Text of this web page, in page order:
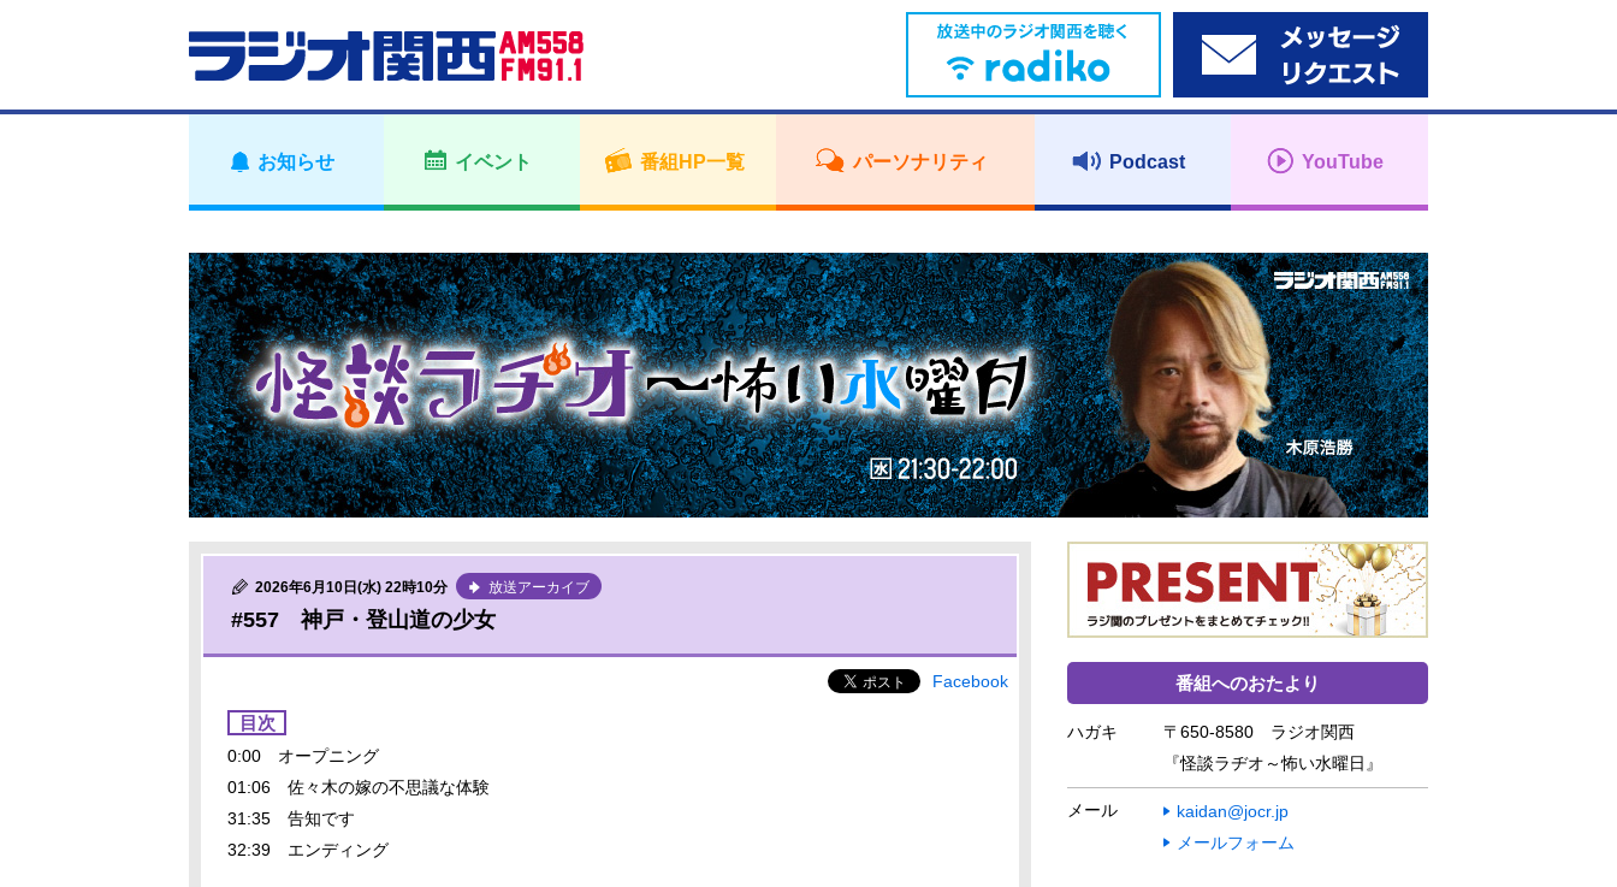
お知らせ イベント 番組HP一覧 パーソナリティ Podcast YouTube
2026年6月10日(水) 22時10分 放送アーカイブ
#557 神戸・登山道の少女
Facebook
目次
0:00 オープニング
01:06 佐々木の嫁の不思議な体験
31:35 告知です
32:39 エンディング
番組へのおたより
ハガキ
〒650-8580 ラジオ関西
『怪談ラヂオ～怖い水曜日』
メール
kaidan@jocr.jp
メールフォーム